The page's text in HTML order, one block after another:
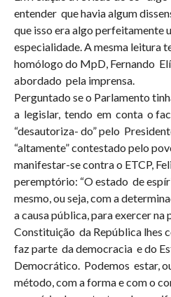
entender que havia algum
que isso era algo perfeitamente
especialidade. A mesma leitura
homólogo do MpD, Fernando
abordado pela imprensa.
Perguntado se o Parlamento
a legislar, tendo em conta o
“desautoriza- do” pelo
“altamente” contestado pelo
manifestar-se contra o ETCP,
peremptório: “O estado de
mesmo, ou seja, com a
a causa pública, para exercer na
Constituição da República lhes
faz parte da democracia e do
Democrático. Podemos estar,
método, com a forma e com o